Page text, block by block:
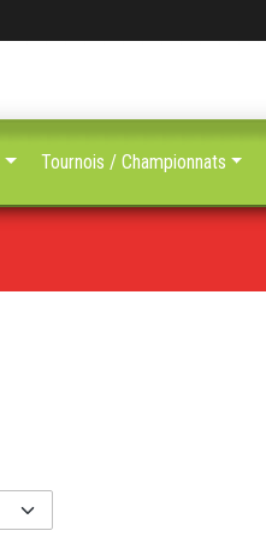
Tournois / Championnats